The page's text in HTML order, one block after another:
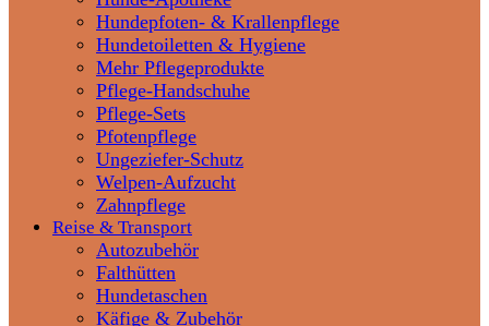
Hundepfoten- & Krallenpflege
Hundetoiletten & Hygiene
Mehr Pflegeprodukte
Pflege-Handschuhe
Pflege-Sets
Pfotenpflege
Ungeziefer-Schutz
Welpen-Aufzucht
Zahnpflege
Reise & Transport
Autozubehör
Falthütten
Hundetaschen
Käfige & Zubehör